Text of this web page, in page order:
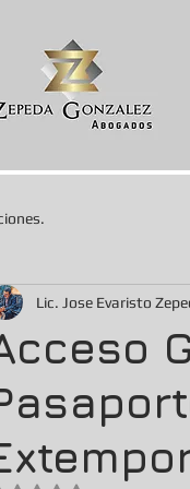
Lic. Jose Evaristo